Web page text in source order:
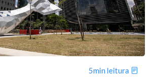
5min leitura